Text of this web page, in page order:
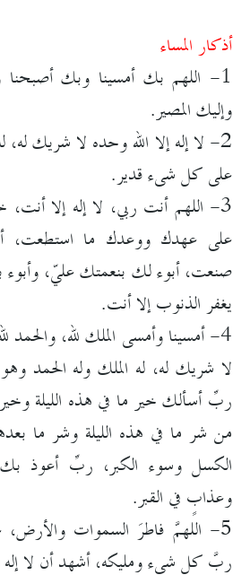
أذكار المساء
1- اللهم بك أمسينا وبك
وإليك المصير.
2- لا إله إلا الله وحده لا شريك
على كل شىء قدير.
3- اللهم أنت ربي، لا إله إلا أنت،
على عهدك ووعدك ما
صنعت، أبوء لك بنعمتك عليّ، وأبوء
يغفر الذنوب إلا أنت.
4- أمسينا وأمسى الملك لله، والحمد
لا شريك له، له الملك وله الحمد
ربِّ أسألك خير ما في هذه الليلة
من شر ما في هذه الليلة وشر ما
الكسل وسوء الكبر، ربِّ أعوذ
وعذابٍ في القبر.
5- اللهمَّ فاطرَ السموات والأرض،
ربَّ كل شىء ومليكه، أشهد أن لا